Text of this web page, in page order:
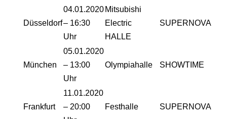
Düsseldorf
04.01.2020
– 16:30
Uhr
Mitsubishi
Electric
HALLE
SUPERNOVA
München
05.01.2020
– 13:00
Uhr
Olympiahalle SHOWTIME
Frankfurt
11.01.2020
– 20:00
Festhalle SUPERNOVA